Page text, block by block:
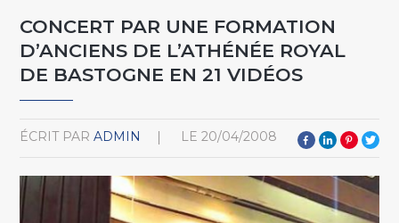
CONCERT PAR UNE FORMATION
D’ANCIENS DE L’ATHÉNÉE ROYAL
DE BASTOGNE EN 21 VIDÉOS
ÉCRIT PAR ADMIN LE 20/04/2008